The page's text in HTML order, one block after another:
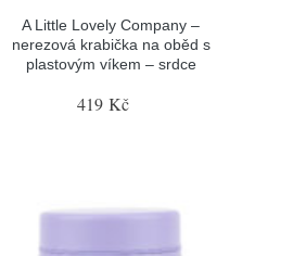
A Little Lovely Company –
nerezová krabička na oběd s
plastovým víkem – srdce
419 Kč